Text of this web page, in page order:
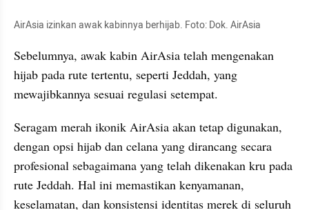
AirAsia izinkan awak kabinnya berhijab. Foto: Dok. AirAsia
Sebelumnya, awak kabin AirAsia telah mengenakan
hijab pada rute tertentu, seperti Jeddah, yang
mewajibkannya sesuai regulasi setempat.
Seragam merah ikonik AirAsia akan tetap digunakan,
dengan opsi hijab dan celana yang dirancang secara
profesional sebagaimana yang telah dikenakan kru pada
rute Jeddah. Hal ini memastikan kenyamanan,
keselamatan, dan konsistensi identitas merek di seluruh